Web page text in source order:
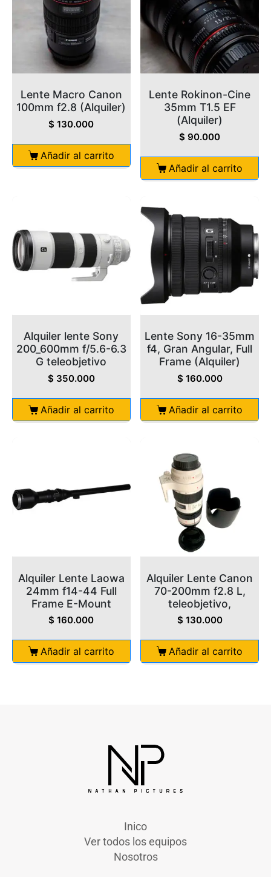
Lente Macro Canon
100mm f2.8 (Alquiler)
$ 130.000
Añadir al carrito
Lente Rokinon-Cine
35mm T1.5 EF
(Alquiler)
$ 90.000
Añadir al carrito
Alquiler lente Sony
200_600mm f/5.6-6.3
G teleobjetivo
$ 350.000
Añadir al carrito
Lente Sony 16-35mm
f4, Gran Angular, Full
Frame (Alquiler)
$ 160.000
Añadir al carrito
Alquiler Lente Laowa
24mm f14-44 Full
Frame E-Mount
$ 160.000
Añadir al carrito
Alquiler Lente Canon
70-200mm f2.8 L,
teleobjetivo,
$ 130.000
Añadir al carrito
Inico
Ver todos los equipos
Nosotros